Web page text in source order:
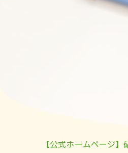
【公式ホームページ】